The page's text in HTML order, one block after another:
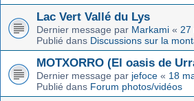
Lac Vert Vallé du Lys
Dernier message par Markami « 27
Publié dans Discussions sur la
MOTXORRO (El oasis de
Dernier message par jefoce « 18
Publié dans Forum photos/vidéos